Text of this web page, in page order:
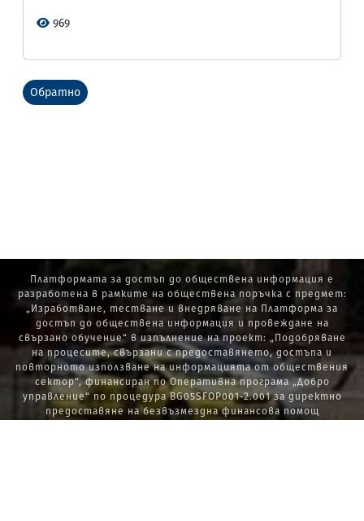
969
Обратно
Платформата за достъп до обществена информация е
разработена в рамките на обществена поръчка с предмет:
„Изработване, тестване и внедряване на Платформа за
достъп до обществена информация и провеждане на
свързано обучение“ в изпълнение на проект: „Подобряване
на процесите, свързани с предоставянето, достъпа и
повторното използване на информацията от обществения
сектор“, финансиран по Оперативна програма „Добро
управление“ по процедура BG05SFOP001-2.001 за директно
предоставяне на безвъзмездна финансова помощ